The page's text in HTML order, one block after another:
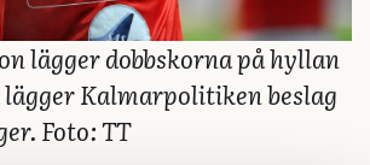
lägger dobbskorna på hyllan
lägger Kalmarpolitiken beslag
Foto: TT